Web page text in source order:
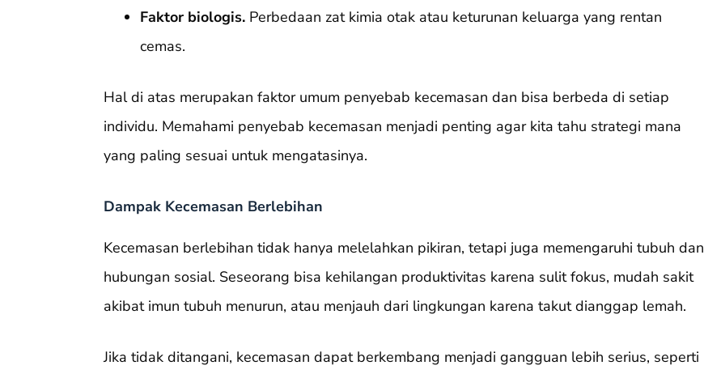
Faktor biologis.Perbedaan zat kimia otak atau keturunan keluarga yang rentan
cemas.
Hal di atas merupakan faktor umum penyebab kecemasan dan bisa berbeda di setiap
individu. Memahami penyebab kecemasan menjadi penting agar kita tahu strategi mana
yang paling sesuai untuk mengatasinya.
Dampak Kecemasan Berlebihan
Kecemasan berlebihan tidak hanya melelahkan pikiran, tetapi juga memengaruhi tubuh dan
hubungan sosial. Seseorang bisa kehilangan produktivitas karena sulit fokus, mudah sakit
akibat imun tubuh menurun, atau menjauh dari lingkungan karena takut dianggap lemah.
Jika tidak ditangani, kecemasan dapat berkembang menjadi gangguan lebih serius, seperti